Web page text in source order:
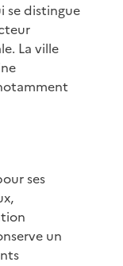
se distingue
La ville
ses
un